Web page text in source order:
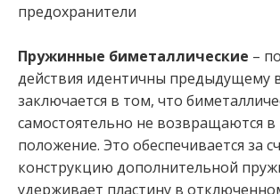
предохранители
Пружинные биметаллические –
действия идентичны предыдущему
заключается в том, что
самостоятельно не возвращаются в
положение. Это обеспечивается за
конструкцию дополнительной
удерживает пластину в